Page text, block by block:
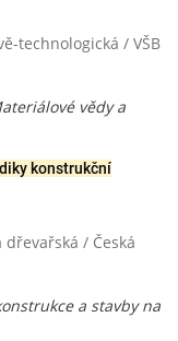
technologická / VŠB
vědy a
konstrukční
/ Česká
a stavby na